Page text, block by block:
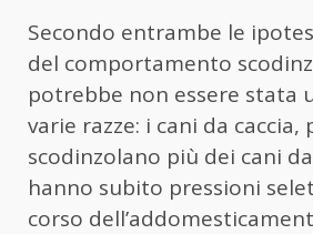
Secondo entrambe le
del comportamento
potrebbe non essere stata
varie razze: i cani da caccia,
scodinzolano più dei cani
hanno subito pressioni
corso